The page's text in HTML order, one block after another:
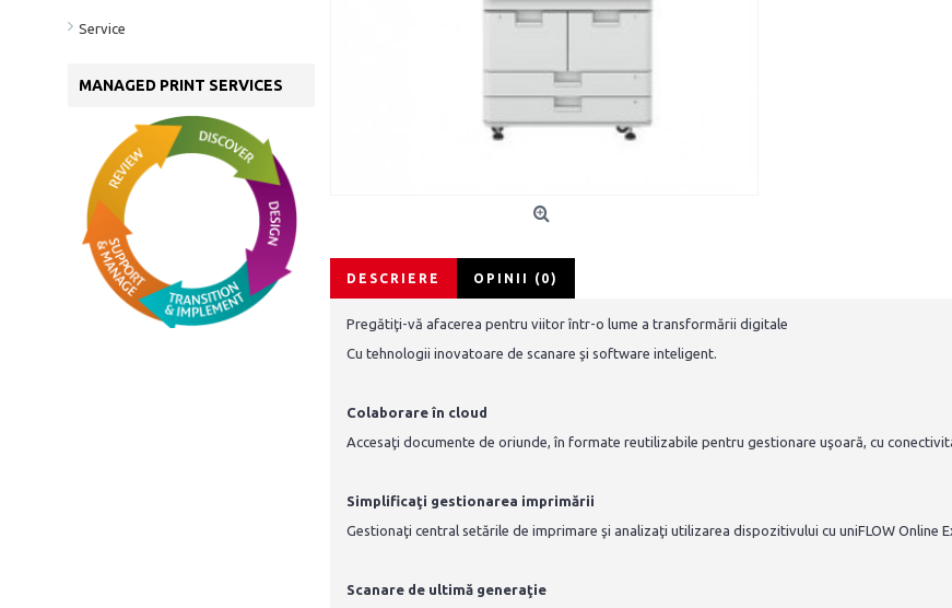
Service
MANAGED PRINT SERVICES
DESCRIERE OPINII (0)
Pregătiţi-vă afacerea pentru viitor într-o lume a transformării digitale
Cu tehnologii inovatoare de scanare şi software inteligent.
Colaborare în cloud
Accesaţi documente de oriunde, în formate reutilizabile pentru gestionare uşoară, cu
Simplificaţi gestionarea imprimării
Gestionaţi central setările de imprimare şi analizaţi utilizarea dispozitivului cu uniFLOW Online
Scanare de ultimă generaţie